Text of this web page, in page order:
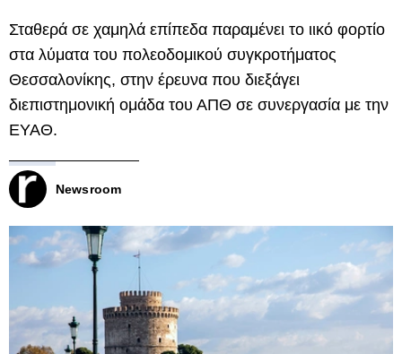
Σταθερά σε χαμηλά επίπεδα παραμένει το ιικό φορτίο
στα λύματα του πολεοδομικού συγκροτήματος
Θεσσαλονίκης, στην έρευνα που διεξάγει
διεπιστημονική ομάδα του ΑΠΘ σε συνεργασία με την
ΕΥΑΘ.
Newsroom